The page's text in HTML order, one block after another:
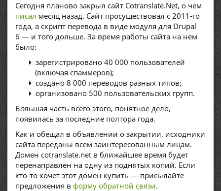
Сегодня планово закрыл сайт Cotranslate.Net, о чем
писал месяц назад. Сайт просуществовал с 2011-го
года, а скрипт перевода в виде модуля для Drupal
6 — и того дольше. За время работы сайта на нем
было:
зарегистрировано 40 000 пользователей
(включая спаммеров);
создано 8 000 переводов разных типов;
организовано 500 пользовательских групп.
Большая часть всего этого, понятное дело,
появилась за последние полтора года.
Как и обещал в объявлении о закрытии, исходники
сайта переданы всем заинтересованным лицам.
Домен cotranslate.net в ближайшее время будет
перенаправлен на одну из поднятых копий. Если
кто-то хочет этот домен купить — присылайте
предложения в форму обратной связи.